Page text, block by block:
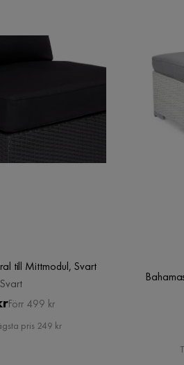
till Mittmodul, Svart
Svart
Pris
Original
Pris
Förr 499 kr
pris 249 kr